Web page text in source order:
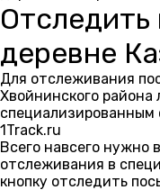
Отследить
деревне
Для отслеживания
Хвойнинского района
специализированным
1Track.ru
Всего навсего нужно
отслеживания в
кнопку отследить